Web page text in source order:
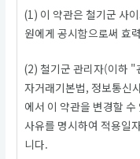
(1) 이 약관은 철기군 사
원에게 공시함으로써 효
(2) 철기군 관리자(이하 "
자거래기본법, 정보통신
에서 이 약관을 변경할
사유를 명시하여 적용일
니다.